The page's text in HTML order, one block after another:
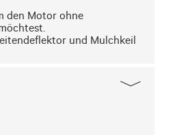
den Motor ohne
und Mulchkeil